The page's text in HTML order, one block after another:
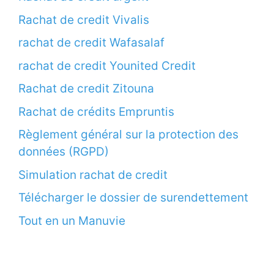
Rachat de credit Vivalis
rachat de credit Wafasalaf
rachat de credit Younited Credit
Rachat de credit Zitouna
Rachat de crédits Empruntis
Règlement général sur la protection des
données (RGPD)
Simulation rachat de credit
Télécharger le dossier de surendettement
Tout en un Manuvie